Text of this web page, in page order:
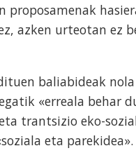
proposamenak
azken urteotan ez
baliabideak
«erreala behar
trantsizio eko-
eta parekidea».